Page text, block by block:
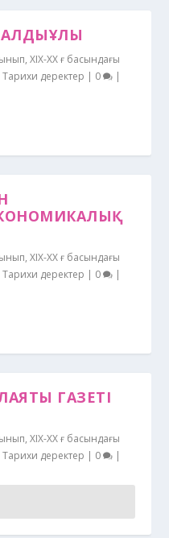
,XIХ-XX ғ басындағы
Тарихи деректер | 0 |
,XIХ-XX ғ басындағы
Тарихи деректер | 0 |
ГАЗЕТІ
,XIХ-XX ғ басындағы
Тарихи деректер | 0 |